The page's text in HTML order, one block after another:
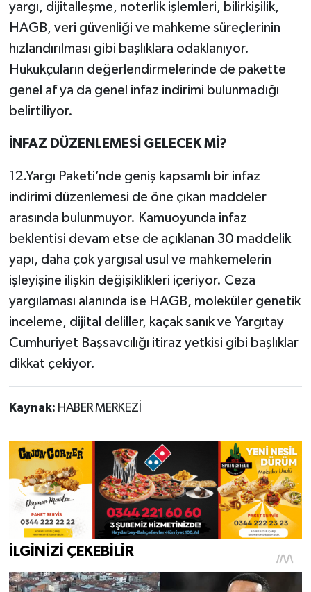
yargı, dijitalleşme, noterlik işlemleri, bilirkişilik,
HAGB, veri güvenliği ve mahkeme süreçlerinin
hızlandırılması gibi başlıklara odaklanıyor.
Hukukçuların değerlendirmelerinde de pakette
genel af ya da genel infaz indirimi bulunmadığı
belirtiliyor.
İNFAZ DÜZENLEMESİ GELECEK Mİ?
12.Yargı Paketi’nde geniş kapsamlı bir infaz
indirimi düzenlemesi de öne çıkan maddeler
arasında bulunmuyor. Kamuoyunda infaz
beklentisi devam etse de açıklanan 30 maddelik
yapı, daha çok yargısal usul ve mahkemelerin
işleyişine ilişkin değişiklikleri içeriyor. Ceza
yargılaması alanında ise HAGB, moleküler genetik
inceleme, dijital deliller, kaçak sanık ve Yargıtay
Cumhuriyet Başsavcılığı itiraz yetkisi gibi başlıklar
dikkat çekiyor.
Kaynak: HABER MERKEZİ